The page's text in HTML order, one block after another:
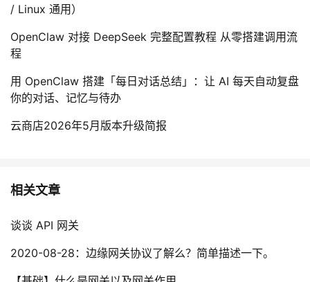
/ Linux 通用）
OpenClaw 对接 DeepSeek 完整配置教程 从零搭建调用流
程
用 OpenClaw 搭建「每日对话总结」：让 AI 每天自动复盘
你的对话、记忆与待办
云商店2026年5月版本升级简报
相关文章
谈谈 API 网关
2020-08-28：边缘网关协议了解么？简单描述一下。